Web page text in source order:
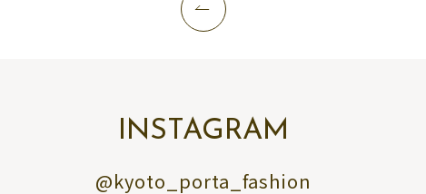
INSTAGRAM
@kyoto_porta_fashion